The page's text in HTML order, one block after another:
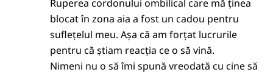
Ruperea cordonului ombilical care mă ținea
blocat în zona aia a fost un cadou pentru
suflețelul meu. Așa că am forțat lucrurile
pentru că știam reacția ce o să vină.
Nimeni nu o să îmi spună vreodată cu cine să